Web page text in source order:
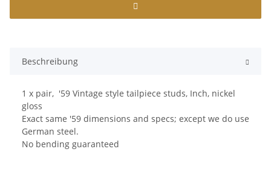
Beschreibung
1 x pair, '59 Vintage style tailpiece studs, Inch, nickel
gloss
Exact same '59 dimensions and specs; except we do use
German steel.
No bending guaranteed